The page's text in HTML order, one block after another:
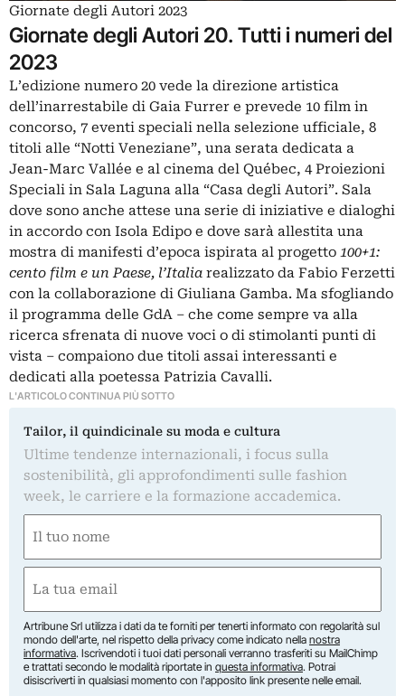
Giornate degli Autori 2023
Giornate degli Autori 20. Tutti i numeri del
2023
L’edizione numero 20 vede la direzione artistica
dell’inarrestabile di Gaia Furrer e prevede 10 film in
concorso, 7 eventi speciali nella selezione ufficiale, 8
titoli alle “Notti Veneziane”, una serata dedicata a
Jean-Marc Vallée e al cinema del Québec, 4 Proiezioni
Speciali in Sala Laguna alla “Casa degli Autori”. Sala
dove sono anche attese una serie di iniziative e dialoghi
in accordo con Isola Edipo e dove sarà allestita una
mostra di manifesti d’epoca ispirata al progetto 100+1:
cento film e un Paese, l’Italia realizzato da Fabio Ferzetti
con la collaborazione di Giuliana Gamba. Ma sfogliando
il programma delle GdA – che come sempre va alla
ricerca sfrenata di nuove voci o di stimolanti punti di
vista – compaiono due titoli assai interessanti e
dedicati alla poetessa Patrizia Cavalli.
L'ARTICOLO CONTINUA PIÙ SOTTO
Tailor, il quindicinale su moda e cultura
Ultime tendenze internazionali, i focus sulla
sostenibilità, gli approfondimenti sulle fashion
week, le carriere e la formazione accademica.
(Obbligatorio)
Nome
(Obbligatorio)
Artribune Srl utilizza i dati da te forniti per tenerti informato con regolarità sul
mondo dell'arte, nel rispetto della privacy come indicato nella nostra
informativa. Iscrivendoti i tuoi dati personali verranno trasferiti su MailChimp
e trattati secondo le modalità riportate in questa informativa. Potrai
disiscriverti in qualsiasi momento con l'apposito link presente nelle email.